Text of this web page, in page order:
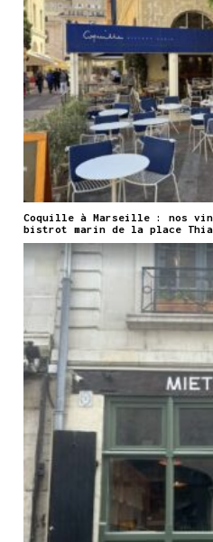
Coquille à Marseille : nos
bistrot marin de la place